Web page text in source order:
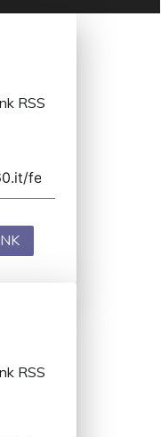
RSS
RSS